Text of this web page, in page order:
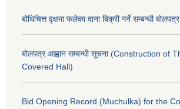
बोधिचित्त वृक्षमा फलेका दाना बिक्री गर्ने सम्बन्धी
बोलपत्र आह्वान सम्बन्धी सूचना (Construction of
Covered Hall)
Bid Opening Record (Muchulka) for the